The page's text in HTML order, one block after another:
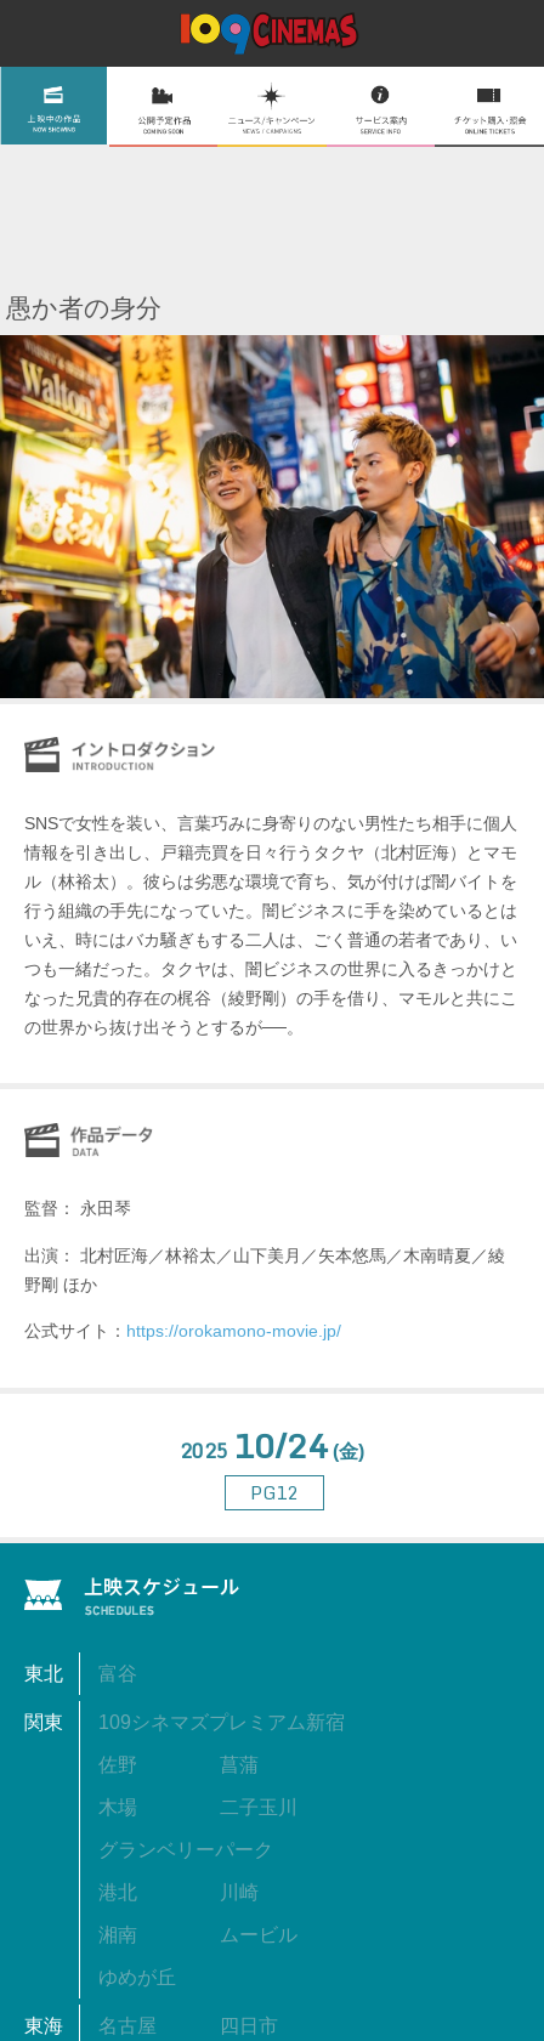
愚か者の身分
SNSで女性を装い、言葉巧みに身寄りのない男性たち相手に個人
情報を引き出し、戸籍売買を日々行うタクヤ（北村匠海）とマモ
ル（林裕太）。彼らは劣悪な環境で育ち、気が付けば闇バイトを
行う組織の手先になっていた。闇ビジネスに手を染めているとは
いえ、時にはバカ騒ぎもする二人は、ごく普通の若者であり、い
つも一緒だった。タクヤは、闇ビジネスの世界に入るきっかけと
なった兄貴的存在の梶谷（綾野剛）の手を借り、マモルと共にこ
の世界から抜け出そうとするが──。
監督： 永田琴
出演： 北村匠海／林裕太／山下美月／矢本悠馬／木南晴夏／綾
野剛 ほか
公式サイト： https://orokamono-movie.jp/
2025 10/24(金)
PG12
東北 富谷
関東 109シネマズプレミアム新宿
佐野 菖蒲
木場 二子玉川
グランベリーパーク
港北 川崎
湘南 ムービル
ゆめが丘
東海 名古屋 四日市